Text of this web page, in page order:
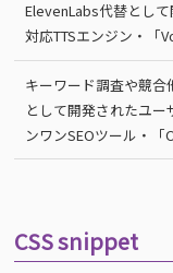
ElevenLabs代替とし
対応TTSエンジン・「
キーワード調査や競
として開発されたユ
ンワンSEOツール・「
CSS snippet